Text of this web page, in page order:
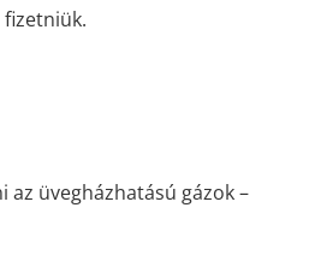
üvegházhatású gázok –